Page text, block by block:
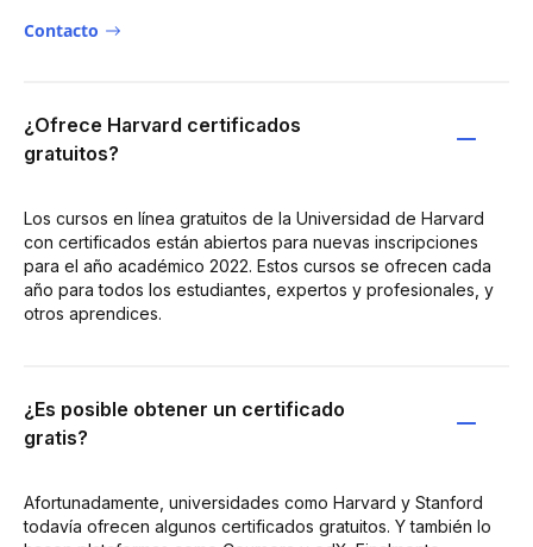
Contacto
¿Ofrece Harvard certificados
gratuitos?
Los cursos en línea gratuitos de la Universidad de Harvard
con certificados están abiertos para nuevas inscripciones
para el año académico 2022. Estos cursos se ofrecen cada
año para todos los estudiantes, expertos y profesionales, y
otros aprendices.
¿Es posible obtener un certificado
gratis?
Afortunadamente, universidades como Harvard y Stanford
todavía ofrecen algunos certificados gratuitos. Y también lo